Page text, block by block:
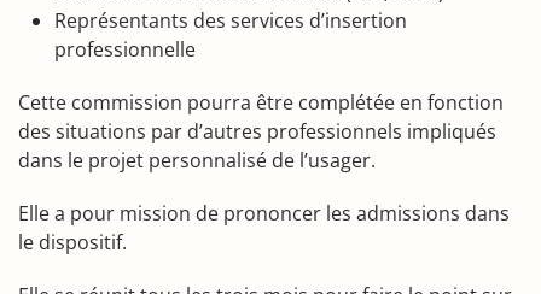
Représentants des services d’insertion
professionnelle
Cette commission pourra être complétée en fonction
des situations par d’autres professionnels impliqués
dans le projet personnalisé de l’usager.
Elle a pour mission de prononcer les admissions dans
le dispositif.